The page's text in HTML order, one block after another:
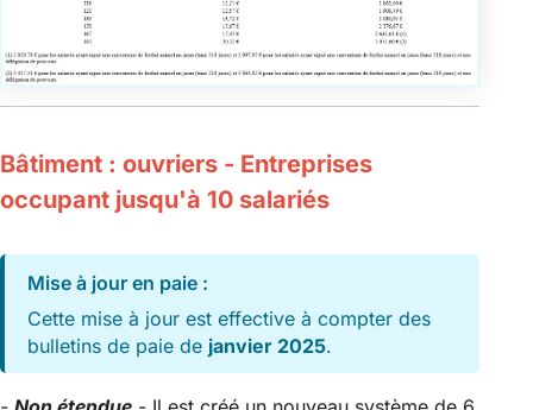
Bâtiment : ouvriers - Entreprises
occupant jusqu'à 10 salariés
Mise à jour en paie :
Cette mise à jour est effective à compter des
bulletins de paie de janvier 2025.